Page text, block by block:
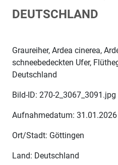
DEUTSCHLAND
Graureiher, Ardea cinerea,
schneebedeckten Ufer,
Deutschland
Bild-ID: 270-2_3067_3091.jpg
Aufnahmedatum: 31.01.2026
Ort/Stadt: Göttingen
Land: Deutschland